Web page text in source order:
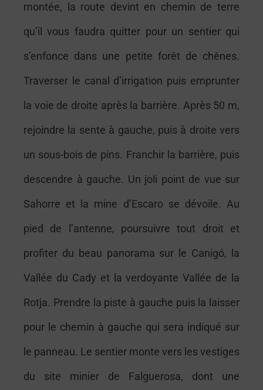
montée, la route devint en chemin de terre
qu’il vous faudra quitter pour un sentier qui
s’enfonce dans une petite forêt de chênes.
Traverser le canal d’irrigation puis emprunter
la voie de droite après la barrière. Après 50 m,
rejoindre la sente à gauche, puis à droite vers
un sous-bois de pins. Franchir la barrière, puis
descendre à gauche. Un joli point de vue sur
Sahorre et la mine d’Escaro se dévoile. Au
pied de l’antenne, poursuivre tout droit et
profiter du beau panorama sur le Canigó, la
Vallée du Cady et la verdoyante Vallée de la
Rotja. Prendre la piste à gauche puis la laisser
pour le chemin à gauche qui sera indiqué sur
le panneau. Le sentier monte vers les vestiges
du site minier de Falguerosa, dont une